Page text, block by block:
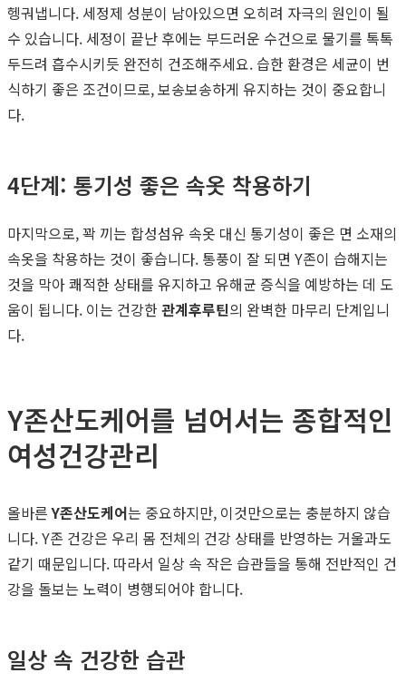
헹궈냅니다. 세정제 성분이 남아있으면 오히려 자극의 원인이 될
수 있습니다. 세정이 끝난 후에는 부드러운 수건으로 물기를 톡톡
두드려 흡수시키듯 완전히 건조해주세요. 습한 환경은 세균이 번
식하기 좋은 조건이므로, 보송보송하게 유지하는 것이 중요합니
다.
4단계: 통기성 좋은 속옷 착용하기
마지막으로, 꽉 끼는 합성섬유 속옷 대신 통기성이 좋은 면 소재의
속옷을 착용하는 것이 좋습니다. 통풍이 잘 되면 Y존이 습해지는
것을 막아 쾌적한 상태를 유지하고 유해균 증식을 예방하는 데 도
움이 됩니다. 이는 건강한관계후루틴의 완벽한 마무리 단계입니
다.
Y존산도케어를 넘어서는 종합적인
여성건강관리
올바른Y존산도케어는 중요하지만, 이것만으로는 충분하지 않습
니다. Y존 건강은 우리 몸 전체의 건강 상태를 반영하는 거울과도
같기 때문입니다. 따라서 일상 속 작은 습관들을 통해 전반적인 건
강을 돌보는 노력이 병행되어야 합니다.
일상 속 건강한 습관